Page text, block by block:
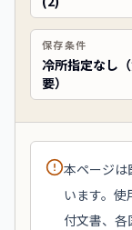
保存条件
冷所指定なし
要）
本ページは
います。
付文書、